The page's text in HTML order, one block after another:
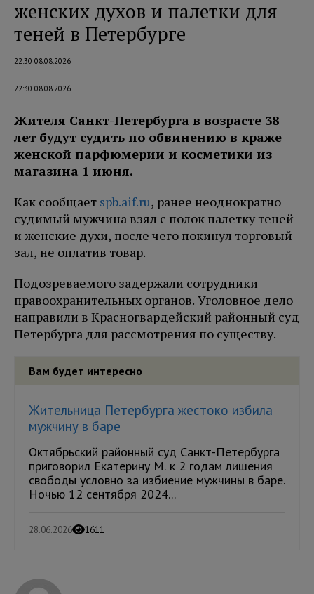
женских духов и палетки для
теней в Петербурге
22:30 08.08.2026
22:30 08.08.2026
Жителя Санкт-Петербурга в возрасте 38
лет будут судить по обвинению в краже
женской парфюмерии и косметики из
магазина 1 июня.
Как сообщает spb.aif.ru, ранее неоднократно
судимый мужчина взял с полок палетку теней
и женские духи, после чего покинул торговый
зал, не оплатив товар.
Подозреваемого задержали сотрудники
правоохранительных органов. Уголовное дело
направили в Красногвардейский районный суд
Петербурга для рассмотрения по существу.
Вам будет интересно
Жительница Петербурга жестоко избила
мужчину в баре
Октябрьский районный суд Санкт-Петербурга
приговорил Екатерину М. к 2 годам лишения
свободы условно за избиение мужчины в баре.
Ночью 12 сентября 2024...
28.06.2026 1611